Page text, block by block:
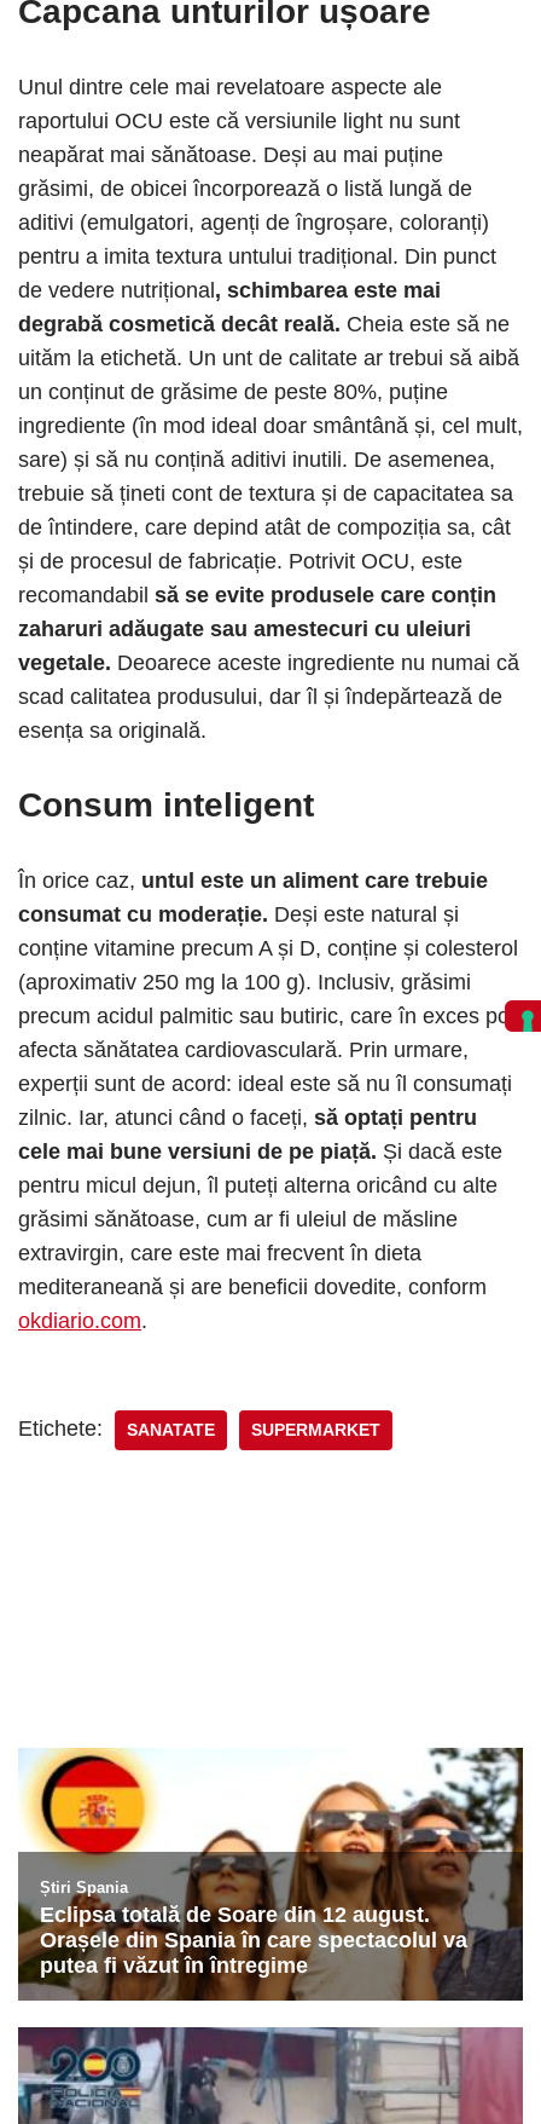
Capcana unturilor ușoare
Unul dintre cele mai revelatoare aspecte ale
raportului OCU este că versiunile light nu sunt
neapărat mai sănătoase. Deși au mai puține
grăsimi, de obicei încorporează o listă lungă de
aditivi (emulgatori, agenți de îngroșare, coloranți)
pentru a imita textura untului tradițional. Din punct
de vedere nutrițional, schimbarea este mai
degrabă cosmetică decât reală. Cheia este să ne
uităm la etichetă. Un unt de calitate ar trebui să aibă
un conținut de grăsime de peste 80%, puține
ingrediente (în mod ideal doar smântână și, cel mult,
sare) și să nu conțină aditivi inutili. De asemenea,
trebuie să țineti cont de textura și de capacitatea sa
de întindere, care depind atât de compoziția sa, cât
și de procesul de fabricație. Potrivit OCU, este
recomandabil să se evite produsele care conțin
zaharuri adăugate sau amestecuri cu uleiuri
vegetale. Deoarece aceste ingrediente nu numai că
scad calitatea produsului, dar îl și îndepărtează de
esența sa originală.
Consum inteligent
În orice caz, untul este un aliment care trebuie
consumat cu moderație. Deși este natural și
conține vitamine precum A și D, conține și colesterol
(aproximativ 250 mg la 100 g). Inclusiv, grăsimi
precum acidul palmitic sau butiric, care în exces pot
afecta sănătatea cardiovasculară. Prin urmare,
experții sunt de acord: ideal este să nu îl consumați
zilnic. Iar, atunci când o faceți, să optați pentru
cele mai bune versiuni de pe piață. Și dacă este
pentru micul dejun, îl puteți alterna oricând cu alte
grăsimi sănătoase, cum ar fi uleiul de măsline
extravirgin, care este mai frecvent în dieta
mediteraneană și are beneficii dovedite, conform
okdiario.com.
Etichete: SANATATE SUPERMARKET